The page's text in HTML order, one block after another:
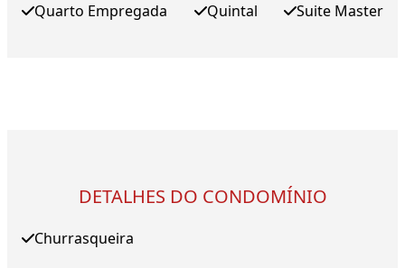
Quarto Empregada
Quintal
Suite Master
DETALHES DO CONDOMÍNIO
Churrasqueira